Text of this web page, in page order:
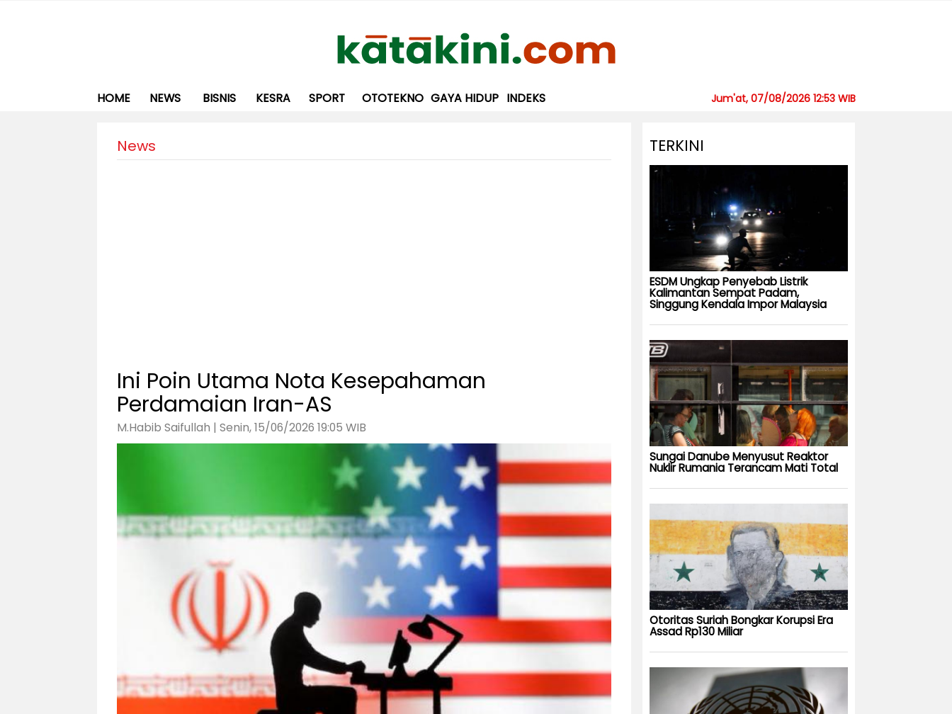
HOME NEWS BISNIS KESRA SPORT OTOTEKNO GAYA HIDUP INDEKS Jum'at, 07/08/2026 12:53 WIB
News
Ini Poin Utama Nota Kesepahaman
Perdamaian Iran-AS
M.Habib Saifullah | Senin, 15/06/2026 19:05 WIB
TERKINI
ESDM Ungkap Penyebab Listrik
Kalimantan Sempat Padam,
Singgung Kendala Impor Malaysia
Sungai Danube Menyusut Reaktor
Nuklir Rumania Terancam Mati Total
Otoritas Suriah Bongkar Korupsi Era
Assad Rp130 Miliar